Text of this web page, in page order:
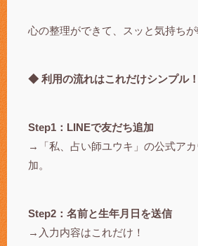
心の整理ができて、スッと気持ちが
◆ 利用の流れはこれだけシンプル！
Step1：LINEで友だち追加
→「私、占い師ユウキ」の公式ア
加。
Step2：名前と生年月日を送信
→入力内容はこれだけ！